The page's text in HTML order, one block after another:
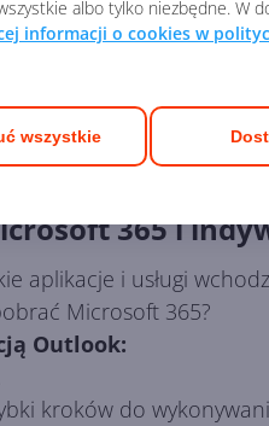
albo tylko niezbędne. W
informacji o cookies w
wszystkie
365 i
aplikacje i usługi
Microsoft 365?
Outlook:
kroków do